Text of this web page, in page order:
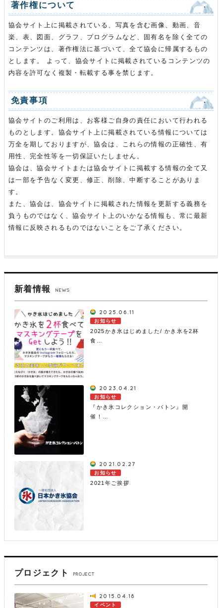
著作権について
協会サイト上に掲載されている、写真を含む画像、動画、音
楽、表、図面、グラフ、プログラムなど、固有名を除く全ての
コンテンツは、著作権法に基づいて、全て協会に帰属するもの
とします。 よって、協会サイトに掲載されているコンテンツの
内容を許可なく複製・転載する事を禁じます。
免責事項
協会サイトのご利用は、お客様ご自身の責任において行われる
ものとします。協会サイト上に掲載されている情報については
万全を期しておりますが、協会は、これらの情報の正確性、有
用性、完全性等を一切保証いたしません。
協会は、協会サイトまたは協会サイトに掲載する情報の全て又
は一部を予告なく変更、修正、削除、中断することがありま
す。
また、協会は、協会サイトに掲載された情報を更新する義務を
負うものではなく、協会サイト上のいかなる情報も、常に最新
情報に反映されるものではないことをご了承ください。
新着情報 NEWS
2025.06.11
お知らせ
2025かき氷はじめました/ かき氷を2杯
食…
2023.04.21
お知らせ
『かき氷コレクション・バトン』開
催！…
2021.02.27
お知らせ
2021年ご挨拶
プロジェクト PROJECT
2015.04.18
イベント